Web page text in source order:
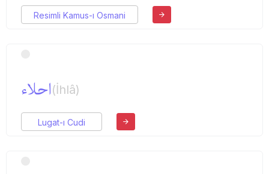
Resimli Kamus-ı Osmani
احلاء(İhlâ)
Lugat-ı Cudi